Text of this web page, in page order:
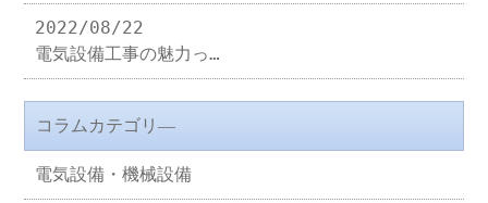
2022/08/22
電気設備工事の魅力っ…
コラムカテゴリ―
電気設備・機械設備